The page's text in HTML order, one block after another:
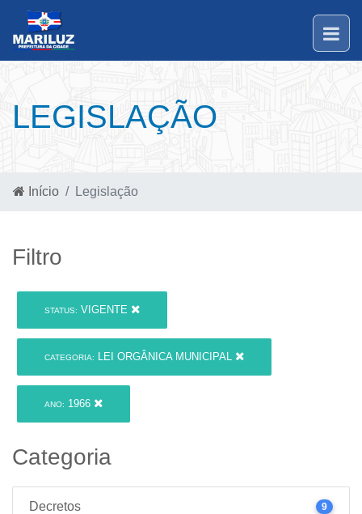
LEGISLAÇÃO
Início Legislação
Filtro
STATUS: VIGENTE
CATEGORIA: LEI ORGÂNICA MUNICIPAL
ANO: 1966
Categoria
Decretos 9